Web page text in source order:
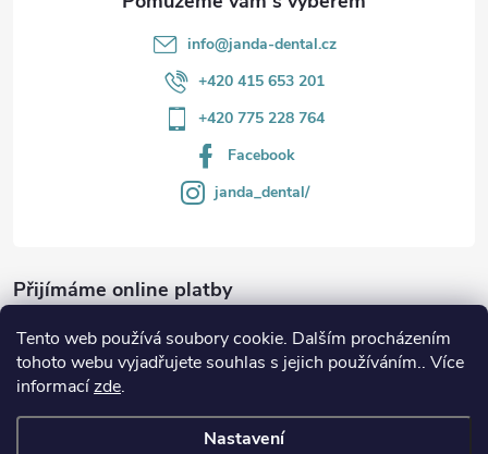
Tento web používá soubory cookie. Dalším procházením
tohoto webu vyjadřujete souhlas s jejich používáním.. Více
informacízde.
Nastavení
info@janda-dental.cz
+420 415 653 201
+420 775 228 764
Facebook
janda_dental/
Přijímáme online platby